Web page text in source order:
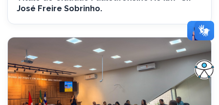
José Freire Sobrinho.